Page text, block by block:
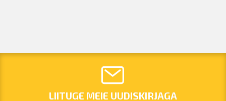
LIITUGE MEIE UUDISKIRJAGA